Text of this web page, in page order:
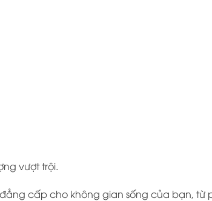
vượt trội.
cấp cho không gian sống của bạn, từ